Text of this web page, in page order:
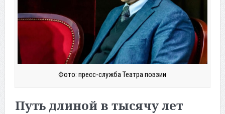
Фото: пресс-служба Театра поэзии
Путь длиной в тысячу лет